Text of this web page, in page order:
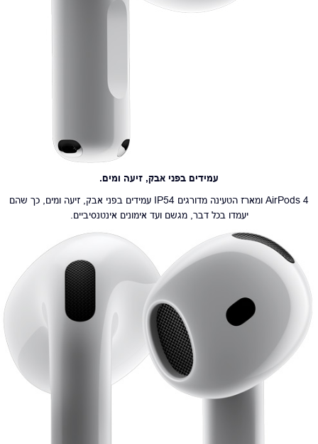
עמידים בפני אבק, זיעה ומים.
AirPods 4 ומארז הטעינה מדורגים IP54 עמידים בפני אבק, זיעה ומים, כך שהם
יעמדו בכל דבר, מגשם ועד אימונים אינטנסיביים.